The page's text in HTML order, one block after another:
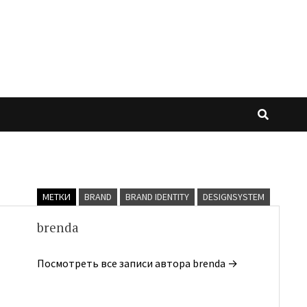
МЕТКИ BRAND BRAND IDENTITY DESIGNSYSTEM
brenda
Посмотреть все записи автора brenda →